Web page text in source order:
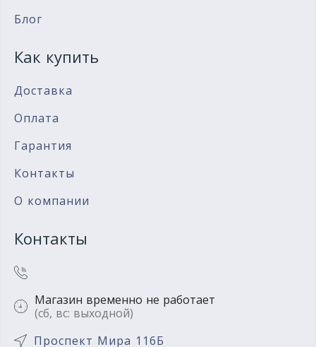
Блог
Как купить
Доставка
Оплата
Гарантия
Контакты
О компании
Контакты
Магазин временно не работает
(сб, вс: выходной)
Проспект Мира 116Б